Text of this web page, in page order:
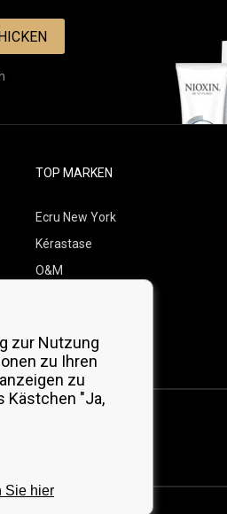
TOP MARKEN
Ecru New York
Kérastase
O&M
Zenz Organic
zur Nutzung
zu Ihren
zu
Kästchen "Ja,
Sie hier